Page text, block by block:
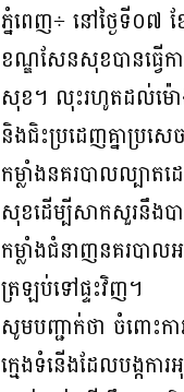
ភ្នំពេញ÷ នៅថ្ងៃទី០៧
ខណ្ឌសែនសុខបានធ្វេីក
សុខ។ លុះរហូតដល់ម៉ោង
និងជិះប្រដេញគ្នាប្រ
កម្លាំងនគរបាលល្បា
សុខដេីម្បីសាកសួរនឹងប
កម្លាំងជំនាញនគរបាល
ត្រឡប់ទៅផ្ទះវិញ។
សូមបញ្ជាក់ថា ចំពោះកា
ក្មេងទំនើងដែលបង្កក